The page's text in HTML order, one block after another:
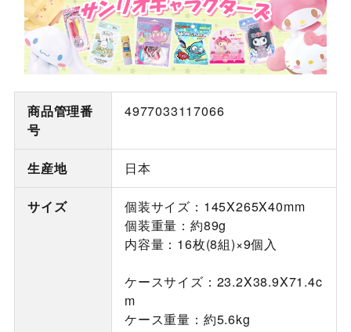
商品管理番
号
4977033117066
生産地 日本
サイズ
個装サイズ：145X265X40mm
個装重量：約89g
内容量：16枚(8組)×9個入
ケースサイズ：23.2X38.9X71.4c
m
ケース重量：約5.6kg